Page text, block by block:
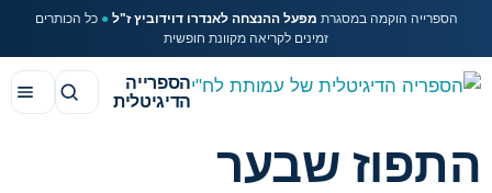
הספרייה הוקמה במסגרת מפעל ההנצחה לאנדרו דוידוביץ ז"ל ● כל הכותרים
זמינים לקריאה מקוונת חופשית
הספרייה
הדיגיטלית
התפוז שבער